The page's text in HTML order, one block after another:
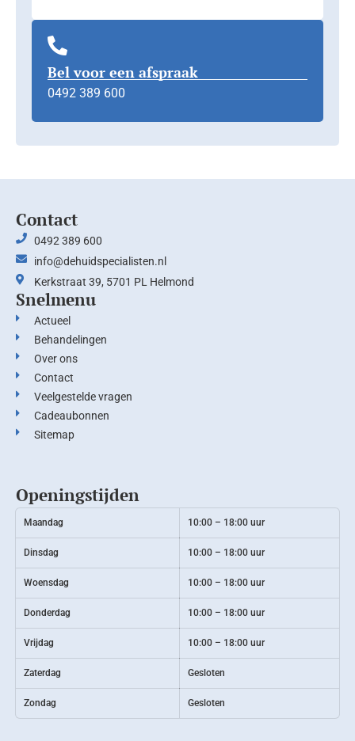
Bel voor een afspraak
0492 389 600
Contact
0492 389 600
info@dehuidspecialisten.nl
Kerkstraat 39, 5701 PL Helmond
Snelmenu
Actueel
Behandelingen
Over ons
Contact
Veelgestelde vragen
Cadeaubonnen
Sitemap
Openingstijden
Maandag 10:00 – 18:00 uur
Dinsdag 10:00 – 18:00 uur
Woensdag 10:00 – 18:00 uur
Donderdag 10:00 – 18:00 uur
Vrijdag 10:00 – 18:00 uur
Zaterdag Gesloten
Zondag Gesloten